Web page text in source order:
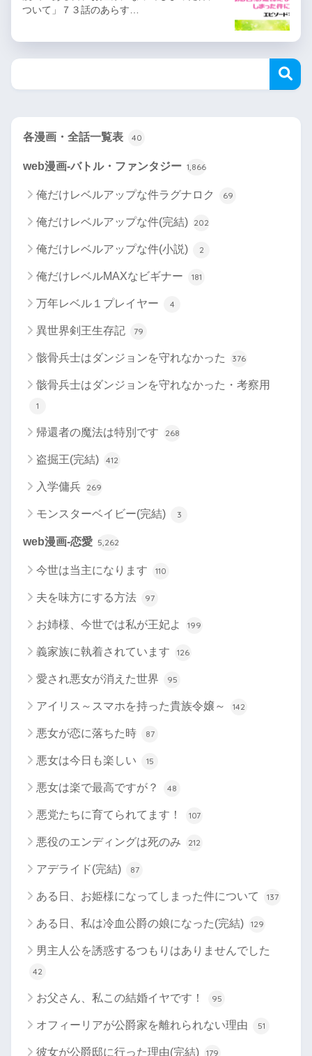
ついて」７３話のあらす…
各漫画・全話一覧表 40
web漫画-バトル・ファンタジー 1,866
俺だけレベルアップな件ラグナロク 69
俺だけレベルアップな件(完結) 202
俺だけレベルアップな件(小説) 2
俺だけレベルMAXなビギナー 181
万年レベル１プレイヤー 4
異世界剣王生存記 79
骸骨兵士はダンジョンを守れなかった 376
骸骨兵士はダンジョンを守れなかった・考察用
1
帰還者の魔法は特別です 268
盗掘王(完結) 412
入学傭兵 269
モンスターベイビー(完結) 3
web漫画-恋愛 5,262
今世は当主になります 110
夫を味方にする方法 97
お姉様、今世では私が王妃よ 199
義家族に執着されています 126
愛され悪女が消えた世界 95
アイリス～スマホを持った貴族令嬢～ 142
悪女が恋に落ちた時 87
悪女は今日も楽しい 15
悪女は楽で最高ですが？ 48
悪党たちに育てられてます！ 107
悪役のエンディングは死のみ 212
アデライド(完結) 87
ある日、お姫様になってしまった件について 137
ある日、私は冷血公爵の娘になった(完結) 129
男主人公を誘惑するつもりはありませんでした
42
お父さん、私この結婚イヤです！ 95
オフィーリアが公爵家を離れられない理由 51
彼女が公爵邸に行った理由(完結) 179